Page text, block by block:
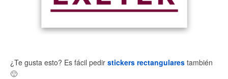
¿Te gusta esto? Es fácil pedir stickers rectangulares también
🙂